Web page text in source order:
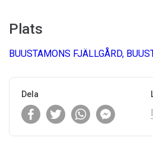
Plats
BUUSTAMONS FJÄLLGÅRD,
Dela